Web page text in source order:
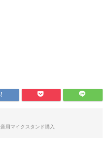
音用マイクスタンド購入